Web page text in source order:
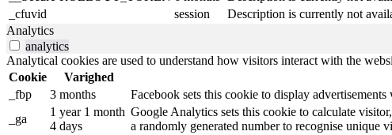
_cfuvid
session
Description is currently not
Analytics
analytics
Analytical cookies are used to understand how visitors interact with the
Cookie
Varighed
_fbp
3 months
Facebook sets this cookie to display
_ga
1 year 1 month
4 days
Google Analytics sets this cookie to calculate
a randomly generated number to recognise unique